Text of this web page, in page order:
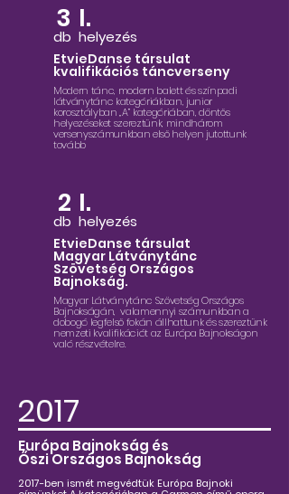
3
db
I.
helyezés
EtvieDanse társulat
kvalifikációs táncverseny
Modern tánc, modern balett és színpadi
látványtánc kategóriákban, junior
korosztályban „A” kategóriában, döntős
helyezéseket szereztünk, mindhárom
versenyszámunkban első helyen jutottunk
tovább
2
db
I.
helyezés
EtvieDanse társulat
Magyar Látványtánc
Szövetség Országos
Bajnokság.
Magyar Látványtánc Szövetség Országos
Bajnokságán, valamennyi számunkban a
dobogó legfelső fokán állhattunk és szereztünk
nemzeti kvalifikációt az Európa Bajnokságon
való részvételre.
2017
Európa Bajnokság és
Őszi Országos Bajnokság
2017-ben ismét megvédtük Európa Bajnoki